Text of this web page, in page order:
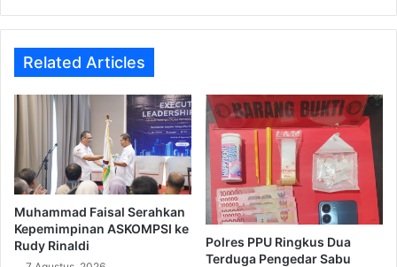
Related Articles
Muhammad Faisal Serahkan
Kepemimpinan ASKOMPSI ke
Rudy Rinaldi
Polres PPU Ringkus Dua
Terduga Pengedar Sabu